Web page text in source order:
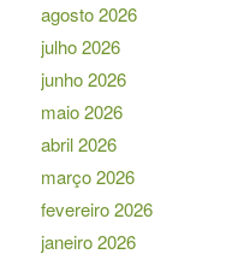
agosto 2026
julho 2026
junho 2026
maio 2026
abril 2026
março 2026
fevereiro 2026
janeiro 2026